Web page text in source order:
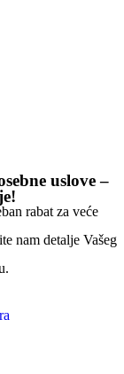
uslove –
rabat za veće
nam detalje Vašeg